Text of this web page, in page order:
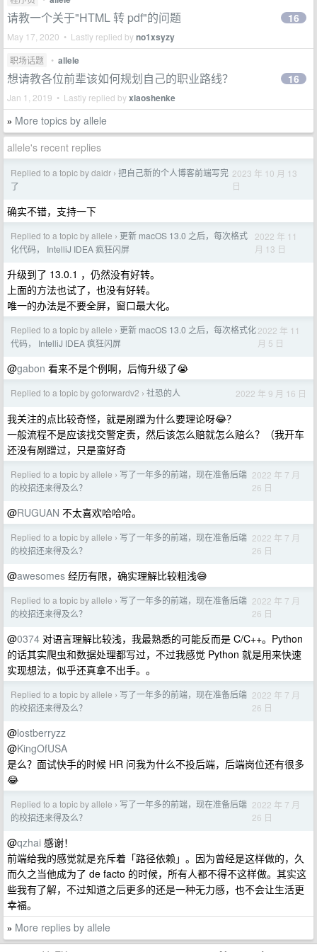
请教一个关于"HTML 转 pdf"的问题
May 17, 2020 • Lastly replied byno1xsyzy
16
职场话题 • allele
想请教各位前辈该如何规划自己的职业路线？
Jan 1, 2019 • Lastly replied byxiaoshenke
16
» More topics by allele
allele's recent replies
Replied to a topic by daidr › 把自己新的个人博客前端写完
了
2023 年 10 月 13
日
确实不错，支持一下
Replied to a topic by allele › 更新 macOS 13.0 之后，每次格式
化代码， IntelliJ IDEA 疯狂闪屏
2022 年 11
月 13 日
升级到了 13.0.1 ，仍然没有好转。
上面的方法也试了，也没有好转。
唯一的办法是不要全屏，窗口最大化。
Replied to a topic by allele › 更新 macOS 13.0 之后，每次格式化
代码， IntelliJ IDEA 疯狂闪屏
2022 年 11
月 5 日
@gabon 看来不是个例啊，后悔升级了😭
Replied to a topic by goforwardv2 › 社恐的人 2022 年 9 月 16 日
我关注的点比较奇怪，就是剐蹭为什么要理论呀😂？
一般流程不是应该找交警定责，然后该怎么赔就怎么赔么？（我开车
还没有剐蹭过，只是蛮好奇
Replied to a topic by allele › 写了一年多的前端，现在准备后端
的校招还来得及么？
2022 年 7 月
26 日
@RUGUAN 不太喜欢哈哈哈。
Replied to a topic by allele › 写了一年多的前端，现在准备后端
的校招还来得及么？
2022 年 7 月
26 日
@awesomes 经历有限，确实理解比较粗浅😅
Replied to a topic by allele › 写了一年多的前端，现在准备后端
的校招还来得及么？
2022 年 7 月
26 日
@0374 对语言理解比较浅，我最熟悉的可能反而是 C/C++。Python
的话其实爬虫和数据处理都写过，不过我感觉 Python 就是用来快速
实现想法，似乎还真拿不出手。。
Replied to a topic by allele › 写了一年多的前端，现在准备后端
的校招还来得及么？
2022 年 7 月
26 日
@lostberryzz
@KingOfUSA
是么？面试快手的时候 HR 问我为什么不投后端，后端岗位还有很多
😂
Replied to a topic by allele › 写了一年多的前端，现在准备后端
的校招还来得及么？
2022 年 7 月
26 日
@qzhai 感谢！
前端给我的感觉就是充斥着「路径依赖」。因为曾经是这样做的，久
而久之当他成为了 de facto 的时候，所有人都不得不这样做。其实这
些我有了解，不过知道之后更多的还是一种无力感，也不会让生活更
幸福。
» More replies by allele